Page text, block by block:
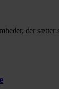
der sætter